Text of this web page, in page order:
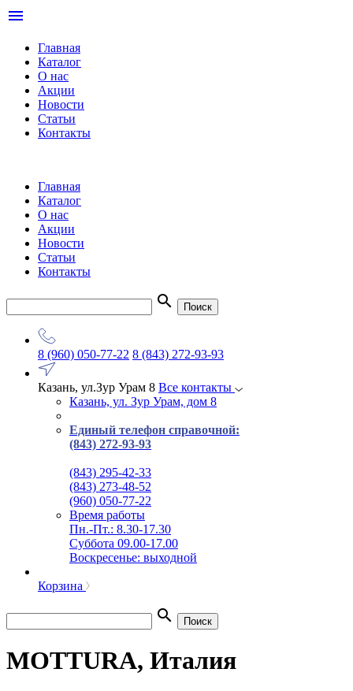
menu
Главная
Каталог
О нас
Акции
Новости
Статьи
Контакты
Главная
Каталог
О нас
Акции
Новости
Статьи
Контакты
search Поиск
8 (960) 050-77-22 8 (843) 272-93-93
Казань, ул.Зур Урам 8 Все контакты
Казань, ул. Зур Урам, дом 8
Единый телефон справочной:
(843) 272-93-93
(843) 295-42-33
(843) 273-48-52
(960) 050-77-22
Время работы
Пн.-Пт.: 8.30-17.30
Суббота 09.00-17.00
Воскресенье: выходной
Корзина
search Поиск
MOTTURA, Италия